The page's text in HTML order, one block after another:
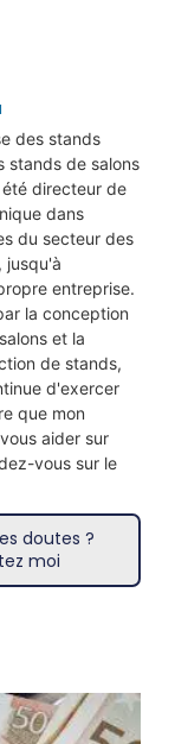
des stands
stands de salons
directeur de
dans
du secteur des
jusqu'à
entreprise.
la conception
et la
de stands,
d'exercer
que mon
aider sur
vous sur le
doutes ?
moi